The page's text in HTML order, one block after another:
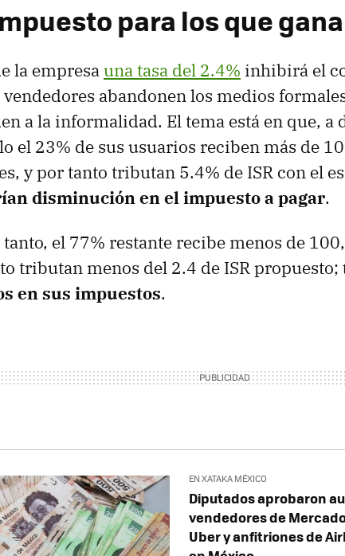
para los que
la empresauna tasa del 2.4% inhibirá el
abandonen los medios
a la informalidad. El tema está en que, a
el 23% de sus usuarios reciben más de
y por tanto tributan 5.4% de ISR con el
disminución en el impuesto a pagar.
el 77% restante recibe menos de
tributan menos del 2.4 de ISR propuesto;
en sus impuestos.
EN XATAKA MÉXICO
Diputados aprobaron
vendedores de
Uber y anfitriones de